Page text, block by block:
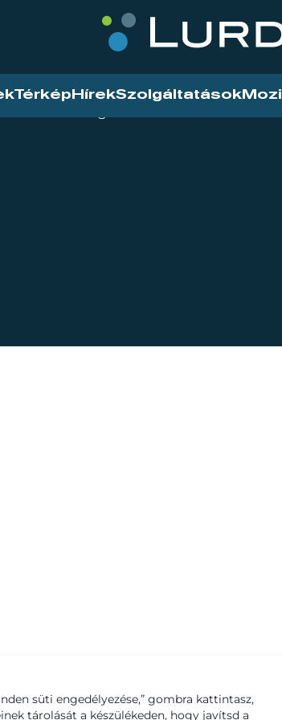
Térkép HírekSzolgáltatások Mozi
süti engedélyezése,” gombra kattintasz,
tárolását a készülékeden, hogy javítsd a